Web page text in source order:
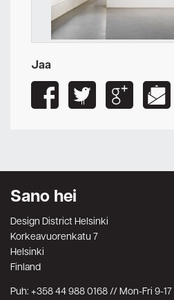
Jaa
Sano hei
Design District Helsinki
Korkeavuorenkatu 7
Helsinki
Finland
Puh: +358 44 988 0168 // Mon-Fri 9-17